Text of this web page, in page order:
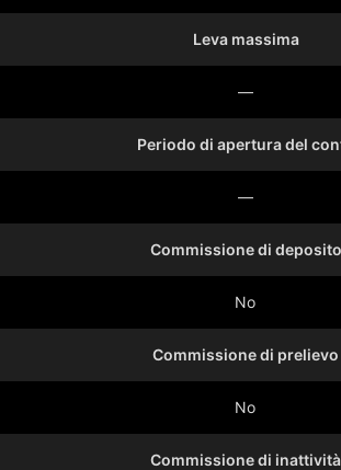
Leva massima
—
Periodo di apertura del
—
Commissione di deposito
No
Commissione di prelievo
No
Commissione di inattività